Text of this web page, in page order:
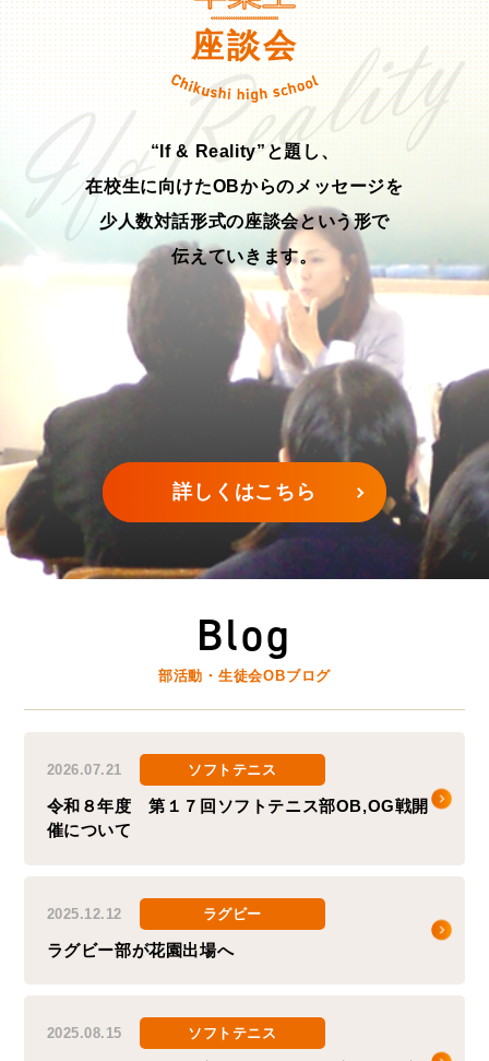
座談会
“If & Reality”と題し、
在校生に向けたOBからのメッセージを
少人数対話形式の座談会という形で
伝えていきます。
詳しくはこちら
Blog
部活動・生徒会OBブログ
2026.07.21 ソフトテニス
令和８年度 第１７回ソフトテニス部OB,OG戦開
催について
2025.12.12 ラグビー
ラグビー部が花園出場へ
2025.08.15 ソフトテニス